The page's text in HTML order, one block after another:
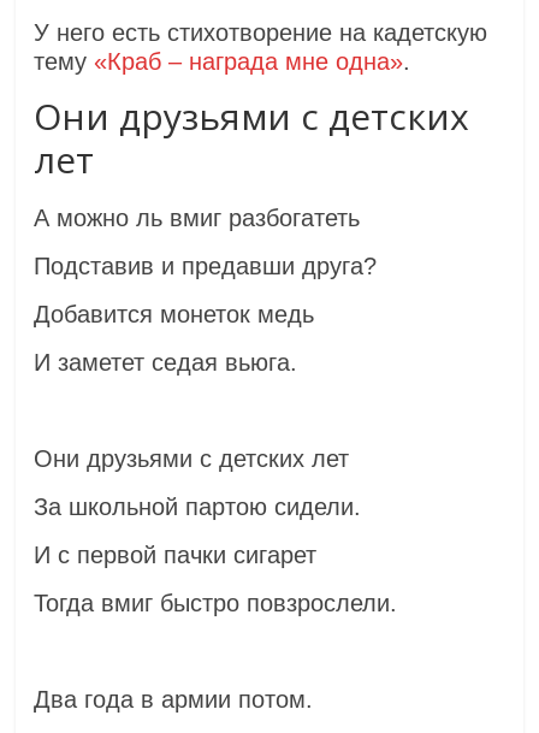
У него есть стихотворение на кадетскую
тему «Краб – награда мне одна».
Они друзьями с детских
лет
А можно ль вмиг разбогатеть
Подставив и предавши друга?
Добавится монеток медь
И заметет седая вьюга.
Они друзьями с детских лет
За школьной партою сидели.
И с первой пачки сигарет
Тогда вмиг быстро повзрослели.
Два года в армии потом.